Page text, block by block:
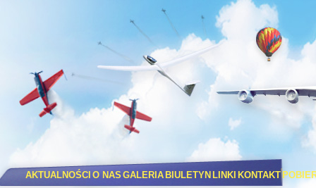
AKTUALNOŚCI O NAS GALERIA BIULETYN LINKI KONTAKT